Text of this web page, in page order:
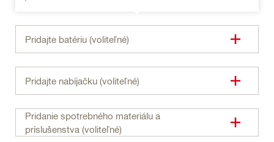
Pridajte batériu (voliteľné)
Pridajte nabíjačku (voliteľné)
Pridanie spotrebného materiálu a
príslušenstva (voliteľné)